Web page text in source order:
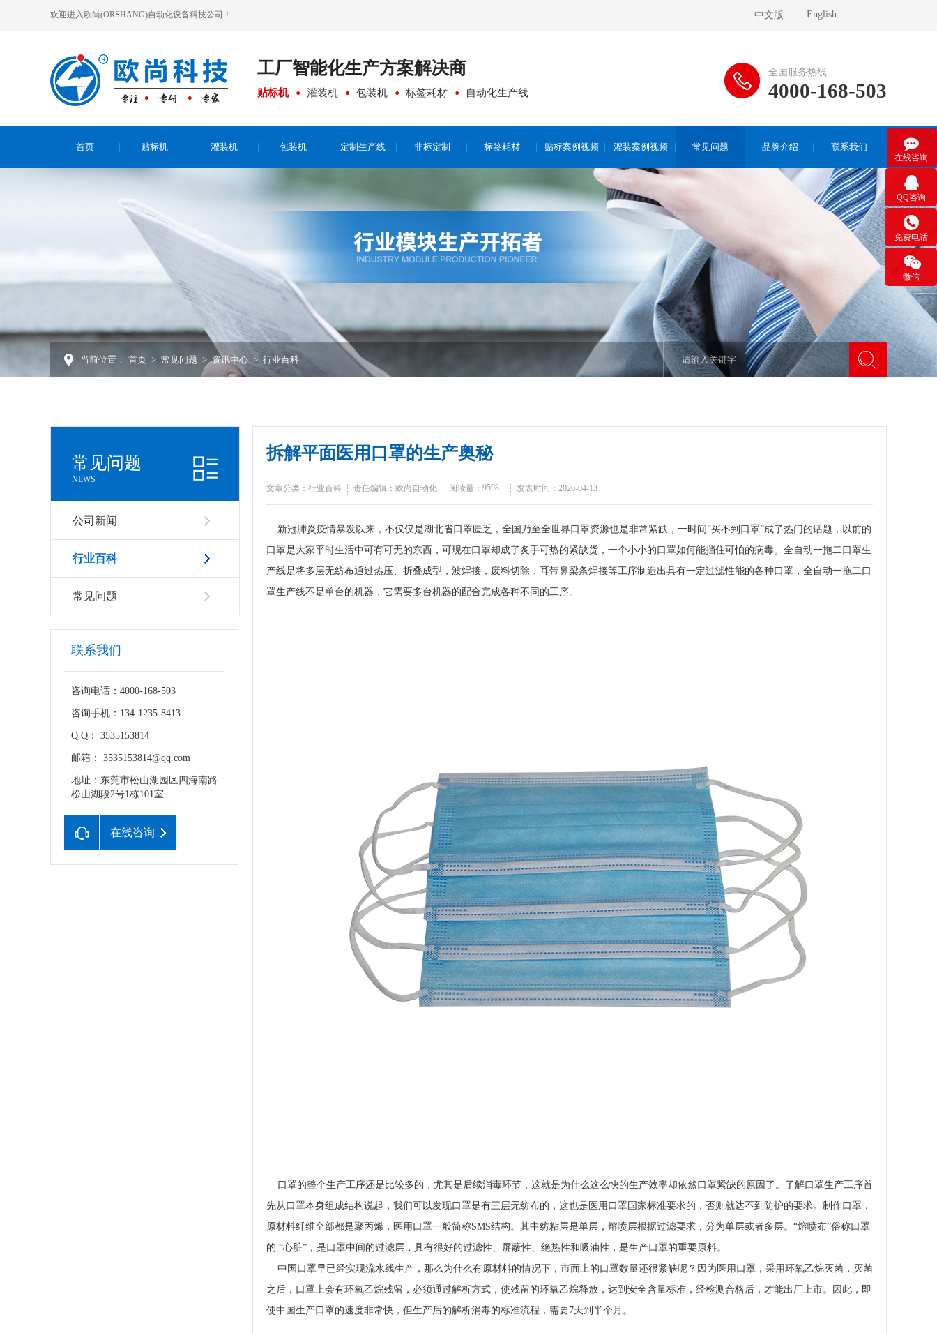
欢迎进入欧尚(ORSHANG)自动化设备科技公司！ 中文版 English
工厂智能化生产方案解决商
贴标机 灌装机 包装机 标签耗材 自动化生产线
全国服务热线
4000-168-503
首页 贴标机 灌装机 包装机 定制生产线 非标定制 标签耗材 贴标案例视频 灌装案例视频 常见问题 品牌介绍 联系我们
当前位置： 首页 > 常见问题 > 资讯中心 > 行业百科
常见问题
NEWS
公司新闻
行业百科
常见问题
联系我们
咨询电话：4000-168-503
咨询手机：134-1235-8413
Q Q： 3535153814
邮箱： 3535153814@qq.com
地址：东莞市松山湖园区四海南路
松山湖段2号1栋101室
在线咨询
拆解平面医用口罩的生产奥秘
文章分类：行业百科 责任编辑：欧尚自动化 阅读量： 9598 发表时间：2020-04-13
新冠肺炎疫情暴发以来，不仅仅是湖北省口罩匮乏，全国乃至全世界口罩资源也是非常紧缺，一时间“买不到口罩”成了热门的话题，以前的
口罩是大家平时生活中可有可无的东西，可现在口罩却成了炙手可热的紧缺货，一个小小的口罩如何能挡住可怕的病毒。 全自动一拖二口罩生
产线是将多层无纺布通过热压、折叠成型，波焊接，废料切除，耳带鼻梁条焊接等工序制造出具有一定过滤性能的各种口罩， 全自动一拖二口
罩生产线不是单台的机器，它需要多台机器的配合完成各种不同的工序。
口罩的整个生产工序还是比较多的，尤其是后续消毒环节，这就是为什么这么快的生产效率却依然口罩紧缺的原因了。了解口罩生产工序首
先从口罩本身组成结构说起，我们可以发现口罩是有三层无纺布的，这也是医用口罩国家标准要求的，否则就达不到防护的要求。制作口罩，
原材料纤维全部都是聚丙烯，医用口罩一般简称SMS结构。其中纺粘层是单层，熔喷层根据过滤要求，分为单层或者多层。“熔喷布”俗称口罩
的 “心脏”，是口罩中间的过滤层，具有很好的过滤性、屏蔽性、绝热性和吸油性，是生产口罩的重要原料。
中国口罩早已经实现流水线生产，那么为什么有原材料的情况下，市面上的口罩数量还很紧缺呢？因为医用口罩，采用环氧乙烷灭菌，灭菌
之后，口罩上会有环氧乙烷残留，必须通过解析方式，使残留的环氧乙烷释放，达到安全含量标准，经检测合格后，才能出厂上市。因此，即
使中国生产口罩的速度非常快，但生产后的解析消毒的标准流程，需要7天到半个月。

在线咨询

QQ咨询

免费电话

微信